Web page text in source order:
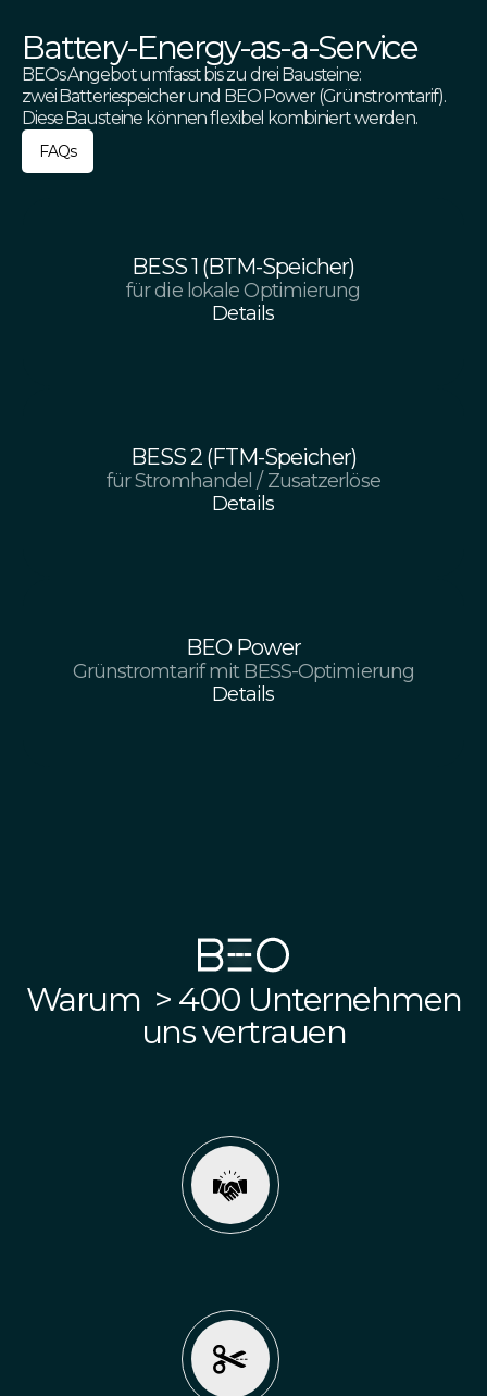
Battery-Energy-as-a-Service
BEOs Angebot umfasst bis zu drei Bausteine:
zwei Batteriespeicher und BEO Power (Grünstromtarif).
Diese Bausteine können flexibel kombiniert werden.
FAQs
BESS 1 (BTM-Speicher)
für die lokale Optimierung
Details
BESS 2 (FTM-Speicher)
für Stromhandel / Zusatzerlöse
Details
BEO Power
Grünstromtarif mit BESS-Optimierung
Details
Warum > 400 Unternehmen
uns vertrauen